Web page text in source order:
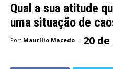
Qual a sua atitude
uma situação de
Por: Maurílio Macedo - 20